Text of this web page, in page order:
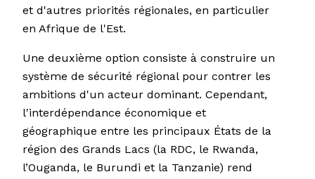
et d'autres priorités régionales, en particulier
en Afrique de l'Est.
Une deuxième option consiste à construire un
système de sécurité régional pour contrer les
ambitions d'un acteur dominant. Cependant,
l'interdépendance économique et
géographique entre les principaux États de la
région des Grands Lacs (la RDC, le Rwanda,
l’Ouganda, le Burundi et la Tanzanie) rend